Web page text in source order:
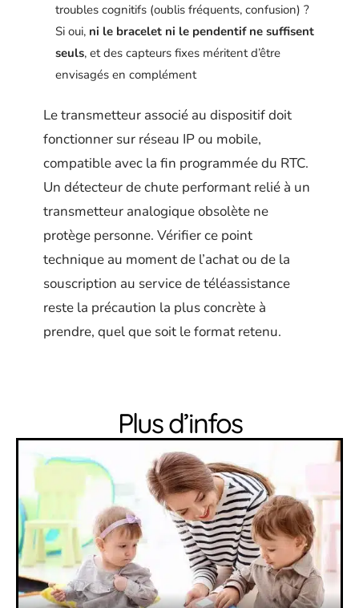
troubles cognitifs (oublis fréquents, confusion) ?
Si oui, ni le bracelet ni le pendentif ne suffisent
seuls, et des capteurs fixes méritent d’être
envisagés en complément
Le transmetteur associé au dispositif doit
fonctionner sur réseau IP ou mobile,
compatible avec la fin programmée du RTC.
Un détecteur de chute performant relié à un
transmetteur analogique obsolète ne
protège personne. Vérifier ce point
technique au moment de l’achat ou de la
souscription au service de téléassistance
reste la précaution la plus concrète à
prendre, quel que soit le format retenu.
Plus d’infos